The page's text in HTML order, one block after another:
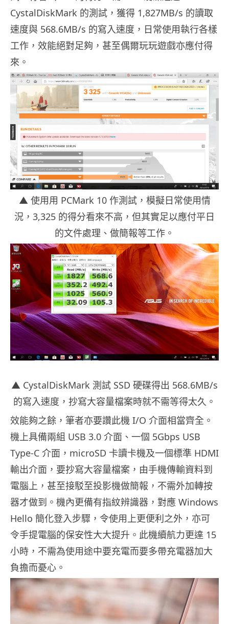
CystalDiskMark 的測試，獲得 1,827MB/s 的讀取
速度與 568.6MB/s 的寫入速度，日常使用執行各樣
工作，效能絕對足夠，甚至偶爾玩玩遊戲亦應付得
來。
▲ 使用用 PCMark 10 作測試，模擬日常使用情
況，3,325 的得分看來不高，但其實足以應付平日
的文件處理、做簡報等工作。
▲ CystalDiskMark 測試 SSD 硬碟得出 568.6MB/s
的寫入速度，抄寫大容量檔案時就不需等得太久。
效能夠之餘，筆者亦要讚此機 I/O 介面相當齊全。
機上具備兩組 USB 3.0 介面、一個 5Gbps USB
Type-C 介面，microSD 卡讀卡機及一個標準 HDMI
輸出介面，要抄寫大容量檔案，由手機傳輸資料到
電腦上，甚至接駁至投影機做簡報，不需外加轉按
器才做到。機內更備有指紋辨識器，對應 Windows
Hello 簡化登入步驟，令使用上更便利之外，亦可
令手提電腦的保安性大大提升。此機續航力更達 15
小時，不需為使用途中要充電而要多帶充電器加大
負擔而憂心。